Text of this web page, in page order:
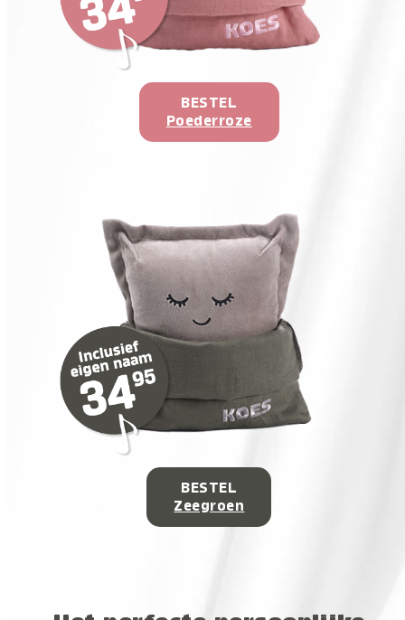
BESTEL
Poederroze
BESTEL
Zeegroen